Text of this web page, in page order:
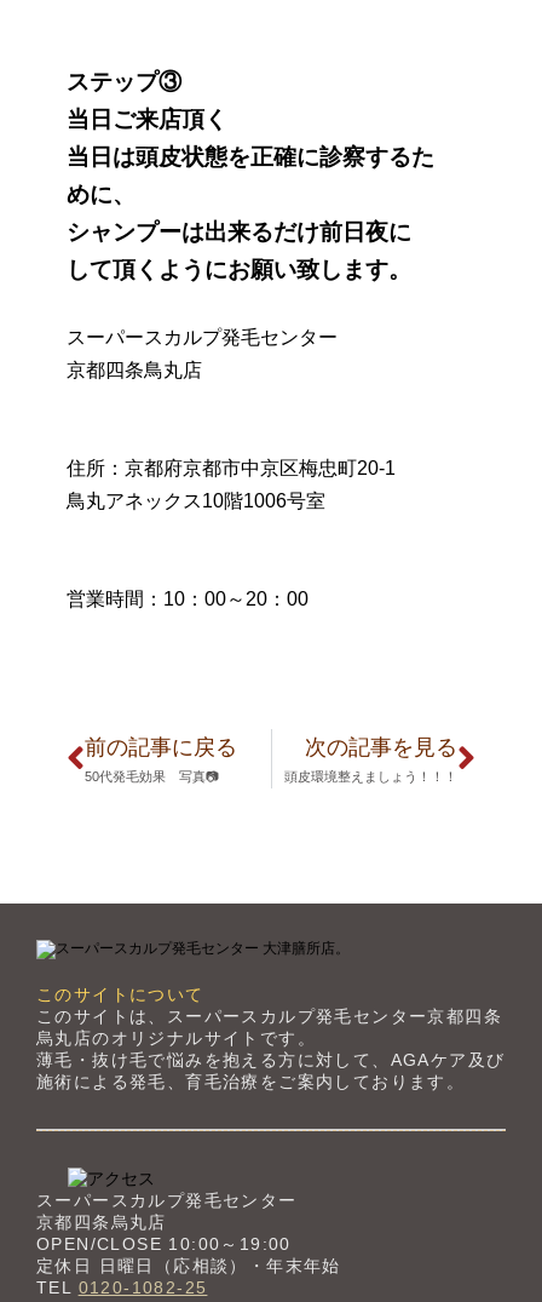
ステップ③
当日ご来店頂く
当日は頭皮状態を正確に診察するた
めに、
シャンプーは出来るだけ前日夜に
して頂くようにお願い致します。
スーパースカルプ発毛センター
京都四条鳥丸店
住所：京都府京都市中京区梅忠町20-1
鳥丸アネックス10階1006号室
営業時間：10：00～20：00
前の記事に戻る
50代発毛効果 写真📷
次の記事を見る
頭皮環境整えましょう！！！
このサイトについて
このサイトは、スーパースカルプ発毛センター京都四条
烏丸店のオリジナルサイトです。
薄毛・抜け毛で悩みを抱える方に対して、AGAケア及び
施術による発毛、育毛治療をご案内しております。
スーパースカルプ発毛センター
京都四条烏丸店
OPEN/CLOSE 10:00～19:00
定休日 日曜日（応相談）・年末年始
TEL 0120-1082-25